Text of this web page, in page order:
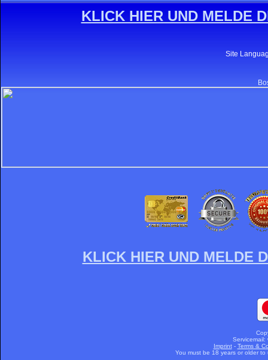
KLICK HIER UND MELDE
Site
KLICK HIER UND MELDE
Servicemail:
Imprint- Terms &
You must be 18 years or older